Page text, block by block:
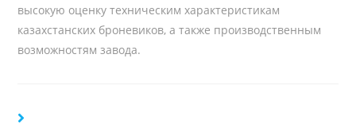
высокую оценку техническим характеристикам
казахстанских броневиков, а также производственным
возможностям завода.